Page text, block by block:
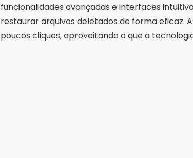
funcionalidades avançadas e interfaces
restaurar arquivos deletados de forma eficaz.
poucos cliques, aproveitando o que a